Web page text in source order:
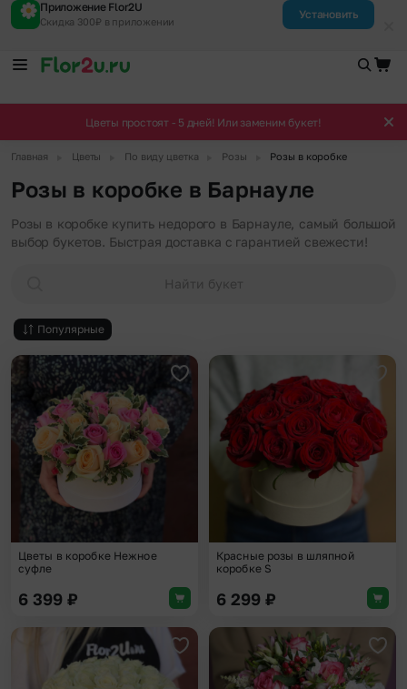
Приложение Flor2U
Скидка 300₽ в приложении
Установить
Цветы простоят - 5 дней! Или заменим букет!
Главная Цветы По виду цветка Розы Розы в коробке
Розы в коробке в Барнауле
Розы в коробке купить недорого в Барнауле, самый большой
выбор букетов. Быстрая доставка с гарантией свежести!
Найти букет
Популярные
Добавить в избранное
Цветы в коробке Нежное
суфле
6 399 ₽
Красные розы в шляпной
коробке S
6 299 ₽
Добавить в избранное